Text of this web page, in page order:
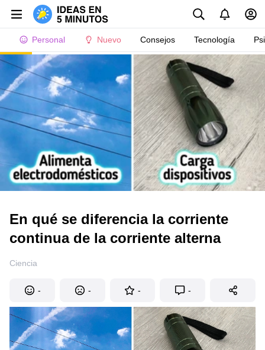
Personal Nuevo Consejos Tecnología
En qué se diferencia la corriente
continua de la corriente alterna
Ciencia
- - - -